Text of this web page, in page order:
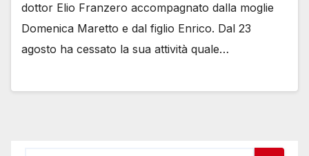
dottor Elio Franzero accompagnato dalla moglie
Domenica Maretto e dal figlio Enrico. Dal 23
agosto ha cessato la sua attività quale…